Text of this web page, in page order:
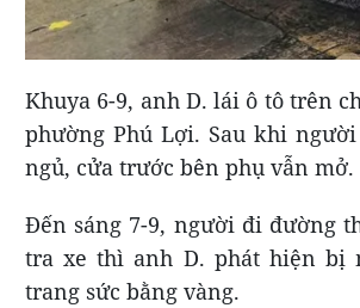
Khuya 6-9, anh D. lái ô tô trên
phường Phú Lợi. Sau khi
ngủ, cửa trước bên phụ vẫn mở.
Đến sáng 7-9, người đi đường
tra xe thì anh D. phát hiện bị
trang sức bằng vàng.